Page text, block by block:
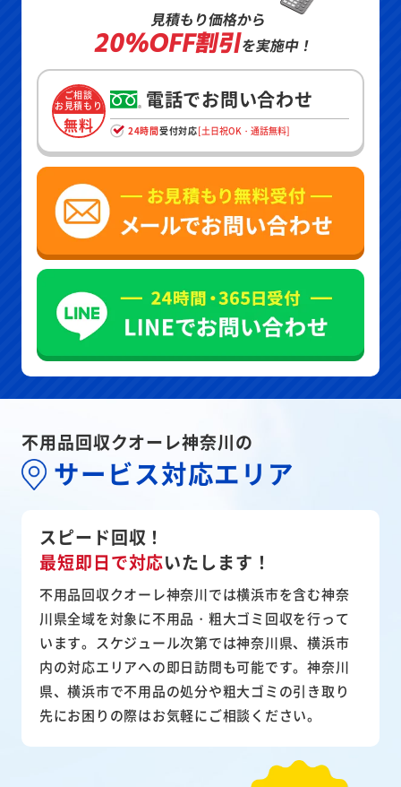
見積もり価格から
20%OFF割引を実施中！
ご相談
お見積もり
無料
電話でお問い合わせ
24時間受付対応[土日祝OK・通話無料]
不用品回収クオーレ神奈川の
サービス対応エリア
スピード回収！
最短即日で対応いたします！
不用品回収クオーレ神奈川では横浜市を含む神奈
川県全域を対象に不用品・粗大ゴミ回収を行って
います。スケジュール次第では神奈川県、横浜市
内の対応エリアへの即日訪問も可能です。神奈川
県、横浜市で不用品の処分や粗大ゴミの引き取り
先にお困りの際はお気軽にご相談ください。